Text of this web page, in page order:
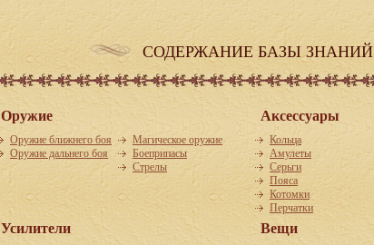
СОДЕРЖАНИЕ БАЗЫ ЗНАНИЙ
Оружие
Оружие ближнего боя
Оружие дальнего боя
Магическое оружие
Боеприпасы
Стрелы
Аксессуары
Кольца
Амулеты
Серьги
Пояса
Котомки
Перчатки
Усилители Вещи